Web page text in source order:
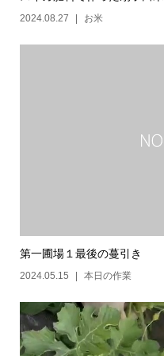
2024.08.27 お米
第一圃場１最後の蔓引き
2024.05.15 本日の作業